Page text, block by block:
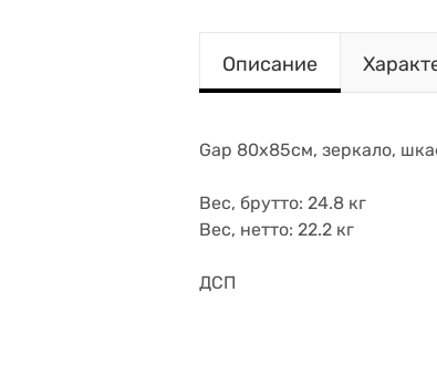
Описание
Gap 80х85см, зеркало,
Вес, брутто: 24.8 кг
Вес, нетто: 22.2 кг
ДСП